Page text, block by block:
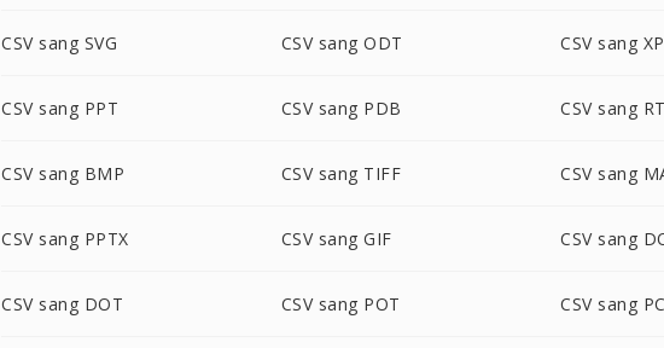
CSV sang SVG CSV sang ODT CSV sang
CSV sang PPT CSV sang PDB CSV sang
CSV sang BMP CSV sang TIFF CSV sang
CSV sang PPTX CSV sang GIF CSV sang
CSV sang DOT CSV sang POT CSV sang